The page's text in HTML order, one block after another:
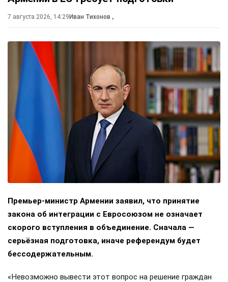
7 августа 2026, 14:29Иван Тихонов ,
Премьер-министр Армении заявил, что принятие
закона об интеграции с Евросоюзом не означает
скорого вступления в объединение. Сначала —
серьёзная подготовка, иначе референдум будет
бессодержательным.
«Невозможно вывести этот вопрос на решение граждан